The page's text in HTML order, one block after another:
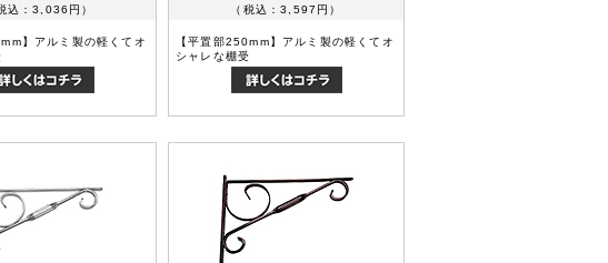
込：3,036円）
】アルミ製の軽くてオ
（税込：3,597円）
【平置部250mm】アルミ製の軽くてオ
シャレな棚受